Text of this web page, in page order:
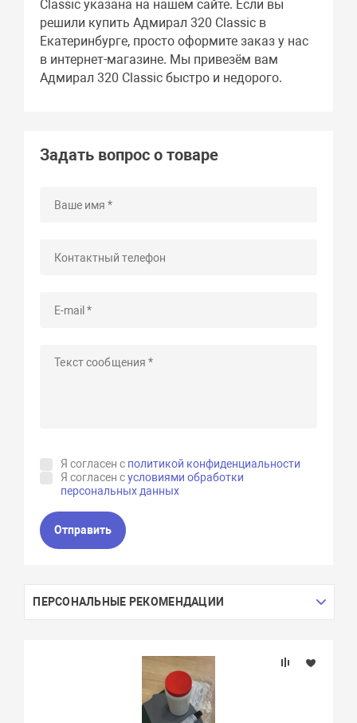
Classic указана на нашем сайте. Если вы
решили купить Адмирал 320 Classic в
Екатеринбурге, просто оформите заказ у нас
в интернет-магазине. Мы привезём вам
Адмирал 320 Classic быстро и недорого.
Задать вопрос о товаре
Я согласен с политикой конфиденциальности
Я согласен сусловиями обработки
персональных данных
Отправить
ПЕРСОНАЛЬНЫЕ РЕКОМЕНДАЦИИ